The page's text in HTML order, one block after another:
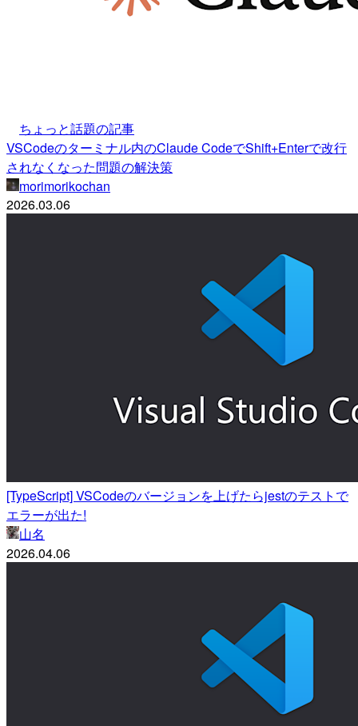
ちょっと話題の記事
VSCodeのターミナル内のClaude CodeでShift+Enterで改行
されなくなった問題の解決策
morimorikochan
2026.03.06
[TypeScript] VSCodeのバージョンを上げたらjestのテストで
エラーが出た!
山名
2026.04.06